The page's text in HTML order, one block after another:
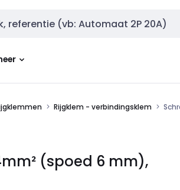
Rijgklem - verbindingsklem
(spoed 6 mm),